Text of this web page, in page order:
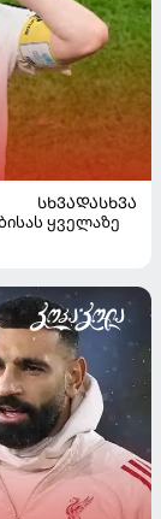
ᲡᲮᲕᲐᲓᲐᲡᲮᲕᲐ
ყველაზე